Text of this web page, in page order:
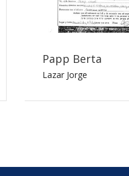
Papp Berta
Lazar Jorge